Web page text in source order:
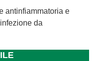
antinfiammatoria e
da